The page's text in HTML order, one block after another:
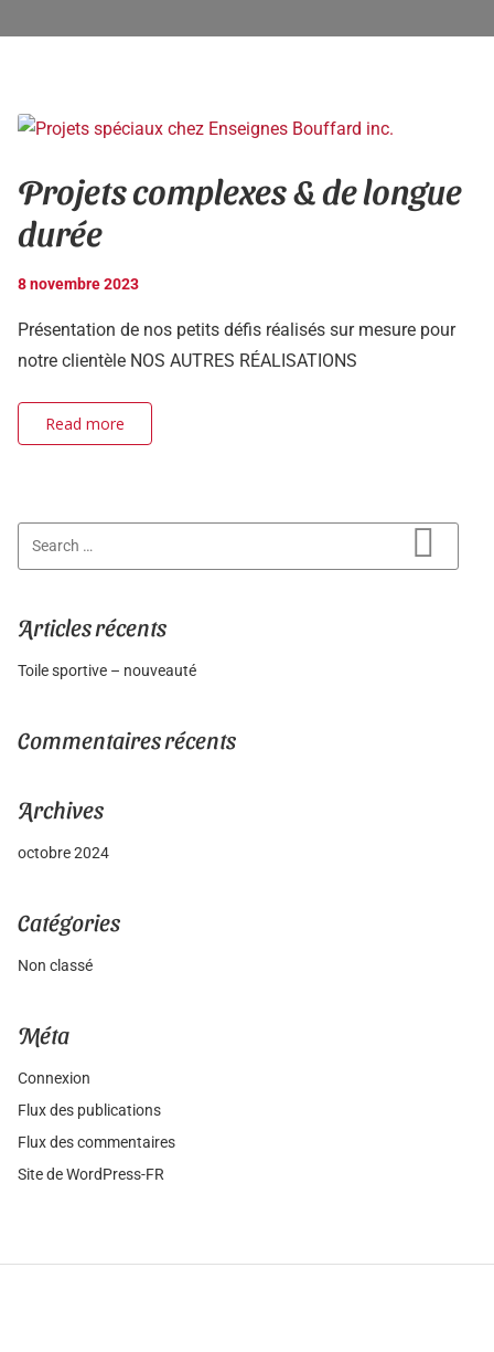
Projets complexes & de longue
durée
8 novembre 2023
Présentation de nos petits défis réalisés sur mesure pour
notre clientèle NOS AUTRES RÉALISATIONS
Read more
Search
Articles récents
Toile sportive – nouveauté
Commentaires récents
Archives
octobre 2024
Catégories
Non classé
Méta
Connexion
Flux des publications
Flux des commentaires
Site de WordPress-FR